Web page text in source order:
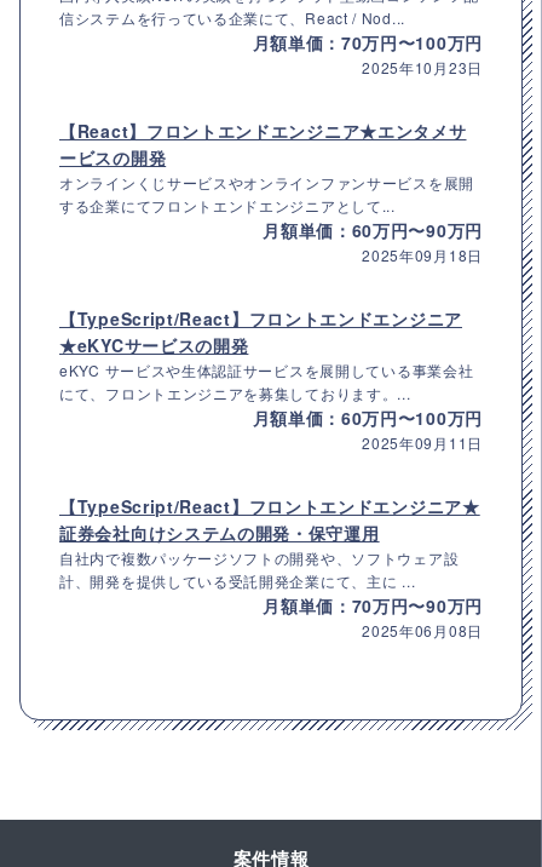
信システムを行っている企業にて、React / Nod...
月額単価：70万円〜100万円
2025年10月23日
【React】フロントエンドエンジニア★エンタメサ
ービスの開発
オンラインくじサービスやオンラインファンサービスを展開
する企業にてフロントエンドエンジニアとして...
月額単価：60万円〜90万円
2025年09月18日
【TypeScript/React】フロントエンドエンジニア
★eKYCサービスの開発
eKYC サービスや生体認証サービスを展開している事業会社
にて、フロントエンジニアを募集しております。...
月額単価：60万円〜100万円
2025年09月11日
【TypeScript/React】フロントエンドエンジニア★
証券会社向けシステムの開発・保守運用
自社内で複数パッケージソフトの開発や、ソフトウェア設
計、開発を提供している受託開発企業にて、主に ...
月額単価：70万円〜90万円
2025年06月08日
案件情報